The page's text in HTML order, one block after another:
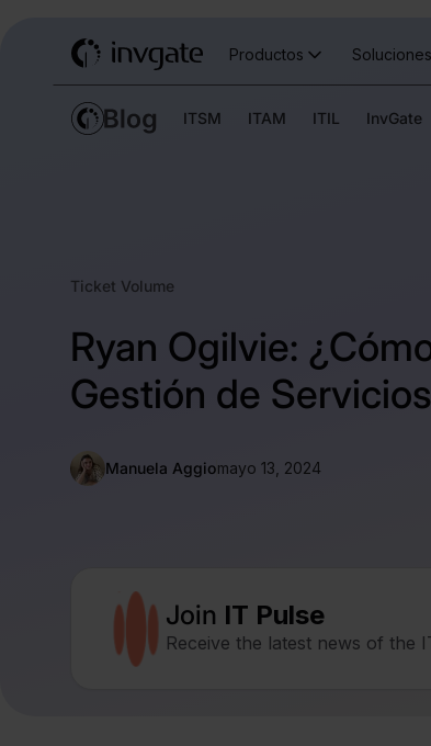
Productos Soluciones
ITSM ITAM ITIL InvGate
Ticket Volume
Ryan Ogilvie:
Gestión de
Manuela Aggiomayo 13, 2024
Join IT Pulse
Receive the latest news of the